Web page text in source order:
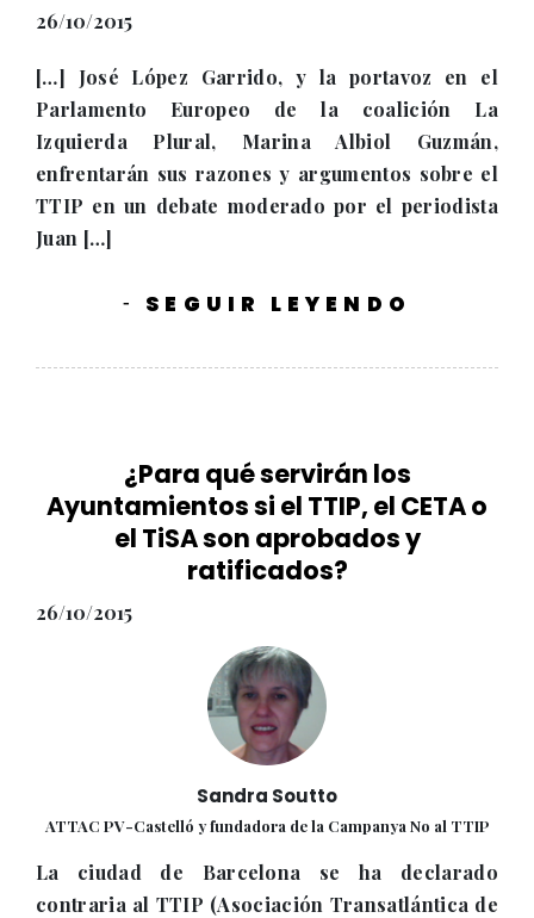
26/10/2015
[…] José López Garrido, y la portavoz en el
Parlamento Europeo de la coalición La
Izquierda Plural, Marina Albiol Guzmán,
enfrentarán sus razones y argumentos sobre el
TTIP en un debate moderado por el periodista
Juan […]
- SEGUIR LEYENDO
¿Para qué servirán los
Ayuntamientos si el TTIP, el CETA o
el TiSA son aprobados y
ratificados?
26/10/2015
Sandra Soutto
ATTAC PV-Castelló y fundadora de la Campanya No al TTIP
La ciudad de Barcelona se ha declarado
contraria al TTIP (Asociación Transatlántica de